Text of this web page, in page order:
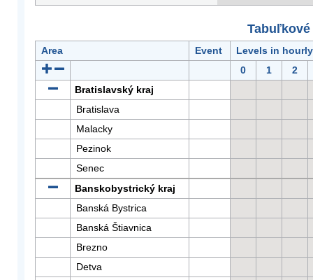
Area Event
Levels in
0
1
2
Bratislavský kraj
Bratislava
Malacky
Pezinok
Senec
Banskobystrický kraj
Banská Bystrica
Banská Štiavnica
Brezno
Detva